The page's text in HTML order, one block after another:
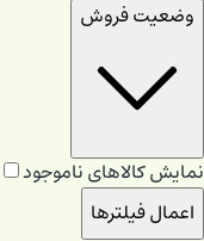
وضعیت فروش
نمایش کالاهای ناموجود
اعمال فیلترها